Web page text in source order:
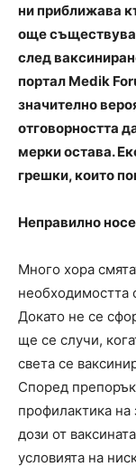
ни приближава
още съществува
след
портал Medik
значително
отговорността
мерки остава.
грешки, които
Неправилно
Много хора
необходимостта
Докато не се
ще се случи,
света се
Според
профилактика на
дози от
условията на